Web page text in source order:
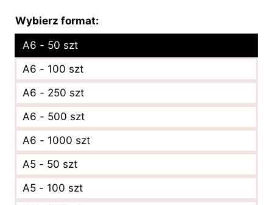
Wybierz format:
A6 - 50 szt
A6 - 100 szt
A6 - 250 szt
A6 - 500 szt
A6 - 1000 szt
A5 - 50 szt
A5 - 100 szt